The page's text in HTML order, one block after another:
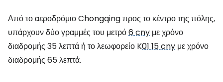
Από το αεροδρόμιο Chongqing προς το κέντρο της πόλης,
υπάρχουν δύο γραμμές του μετρό6 cny με χρόνο
διαδρομής 35 λεπτά ή το λεωφορείο K01 15 cny με χρόνο
διαδρομής 65 λεπτά.